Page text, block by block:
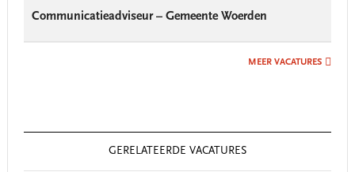
Communicatieadviseur – Gemeente Woerden
MEER VACATURES
GERELATEERDE VACATURES